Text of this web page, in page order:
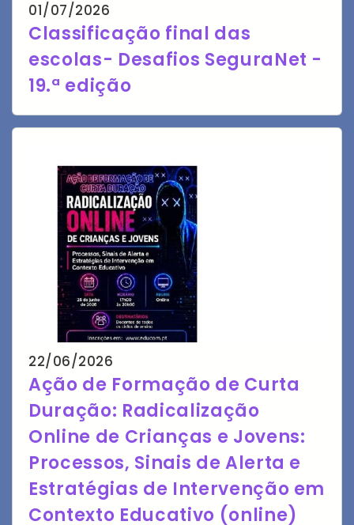
01/07/2026
Classificação final das
escolas- Desafios SeguraNet -
19.ª edição
22/06/2026
Ação de Formação de Curta
Duração: Radicalização
Online de Crianças e Jovens:
Processos, Sinais de Alerta e
Estratégias de Intervenção em
Contexto Educativo (online)